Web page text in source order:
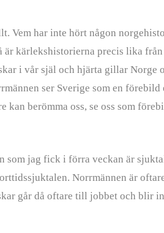
Vem har inte hört någon
kärlekshistorierna precis lika från
i vår själ och hjärta gillar Norge
ser Sverige som en förebild
kan berömma oss, se oss som
som jag fick i förra veckan är
Norrmännen är
går då oftare till jobbet och blir